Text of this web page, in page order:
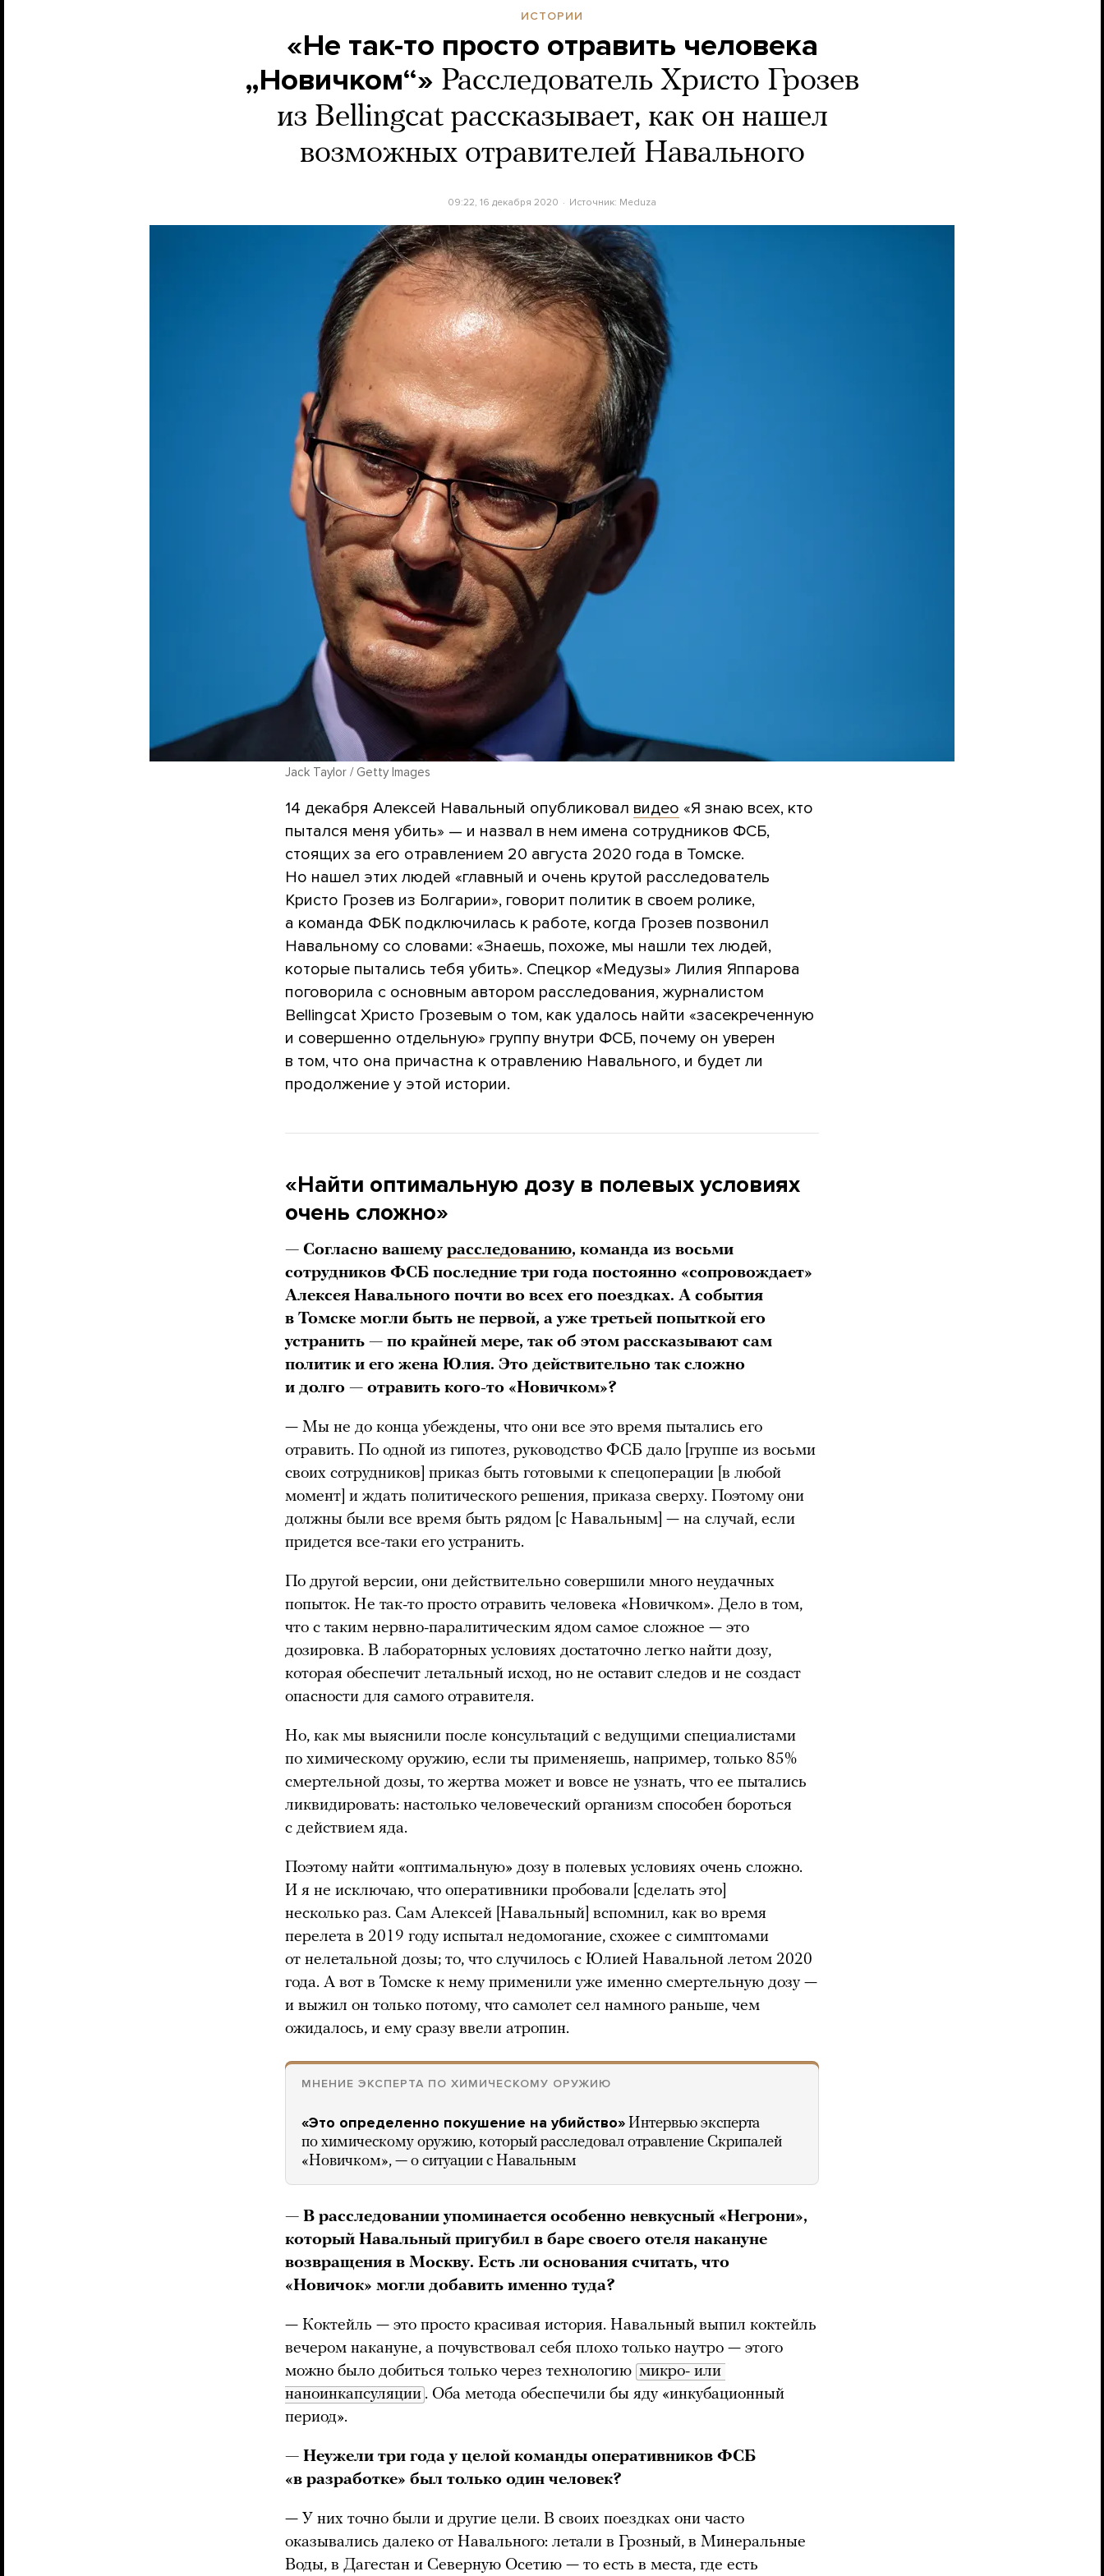
ИСТОРИИ
«Не так-то просто отравить человека
„Новичком“» Расследователь Христо Грозев
из Bellingcat рассказывает, как он нашел
возможных отравителей Навального
09:22, 16 декабря 2020 Источник: Meduza
Jack Taylor / Getty Images
14 декабря Алексей Навальный опубликовал видео «Я знаю всех, кто
пытался меня убить» — и назвал в нем имена сотрудников ФСБ,
стоящих за его отравлением 20 августа 2020 года в Томске.
Но нашел этих людей «главный и очень крутой расследователь
Кристо Грозев из Болгарии», говорит политик в своем ролике,
а команда ФБК подключилась к работе, когда Грозев позвонил
Навальному со словами: «Знаешь, похоже, мы нашли тех людей,
которые пытались тебя убить». Спецкор «Медузы» Лилия Яппарова
поговорила с основным автором расследования, журналистом
Bellingcat Христо Грозевым о том, как удалось найти «засекреченную
и совершенно отдельную» группу внутри ФСБ, почему он уверен
в том, что она причастна к отравлению Навального, и будет ли
продолжение у этой истории.
«Найти оптимальную дозу в полевых условиях
очень сложно»
— Согласно вашему расследованию, команда из восьми
сотрудников ФСБ последние три года постоянно «сопровождает»
Алексея Навального почти во всех его поездках. А события
в Томске могли быть не первой, а уже третьей попыткой его
устранить — по крайней мере, так об этом рассказывают сам
политик и его жена Юлия. Это действительно так сложно
и долго — отравить кого-то «Новичком»?
— Мы не до конца убеждены, что они все это время пытались его
отравить. По одной из гипотез, руководство ФСБ дало [группе из восьми
своих сотрудников] приказ быть готовыми к спецоперации [в любой
момент] и ждать политического решения, приказа сверху. Поэтому они
должны были все время быть рядом [с Навальным] — на случай, если
придется все-таки его устранить.
По другой версии, они действительно совершили много неудачных
попыток. Не так-то просто отравить человека «Новичком». Дело в том,
что с таким нервно-паралитическим ядом самое сложное — это
дозировка. В лабораторных условиях достаточно легко найти дозу,
которая обеспечит летальный исход, но не оставит следов и не создаст
опасности для самого отравителя.
Но, как мы выяснили после консультаций с ведущими специалистами
по химическому оружию, если ты применяешь, например, только 85%
смертельной дозы, то жертва может и вовсе не узнать, что ее пытались
ликвидировать: настолько человеческий организм способен бороться
с действием яда.
Поэтому найти «оптимальную» дозу в полевых условиях очень сложно.
И я не исключаю, что оперативники пробовали [сделать это]
несколько раз. Сам Алексей [Навальный] вспомнил, как во время
перелета в 2019 году испытал недомогание, схожее с симптомами
от нелетальной дозы; то, что случилось с Юлией Навальной летом 2020
года. А вот в Томске к нему применили уже именно смертельную дозу —
и выжил он только потому, что самолет сел намного раньше, чем
ожидалось, и ему сразу ввели атропин.
МНЕНИЕ ЭКСПЕРТА ПО ХИМИЧЕСКОМУ ОРУЖИЮ
«Это определенно покушение на убийство» Интервью эксперта
по химическому оружию, который расследовал отравление Скрипалей
«Новичком», — о ситуации с Навальным
— В расследовании упоминается особенно невкусный «Негрони»,
который Навальный пригубил в баре своего отеля накануне
возвращения в Москву. Есть ли основания считать, что
«Новичок» могли добавить именно туда?
— Коктейль — это просто красивая история. Навальный выпил коктейль
вечером накануне, а почувствовал себя плохо только наутро — этого
можно было добиться только через технологию микро- или
наноинкапсуляции . Оба метода обеспечили бы яду «инкубационный
период».
— Неужели три года у целой команды оперативников ФСБ
«в разработке» был только один человек?
— У них точно были и другие цели. В своих поездках они часто
оказывались далеко от Навального: летали в Грозный, в Минеральные
Воды, в Дагестан и Северную Осетию — то есть в места, где есть